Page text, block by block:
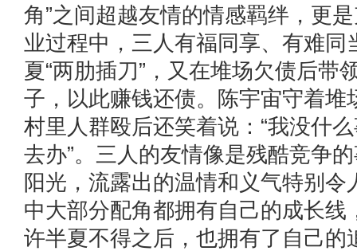
角”之间超越友情的情感羁绊，更
业过程中，三人有福同享、有难同
夏“两肋插刀”，又在堆场欠债后带
子，以此赚钱还债。陈宇宙守着堆
村里人群殴后还笑着说：“我没什
去办”。三人的友情像是残酷竞争
阳光，流露出的温情和义气特
中大部分配角都拥有自己的成长线
许半夏不得之后，也拥有了自己的